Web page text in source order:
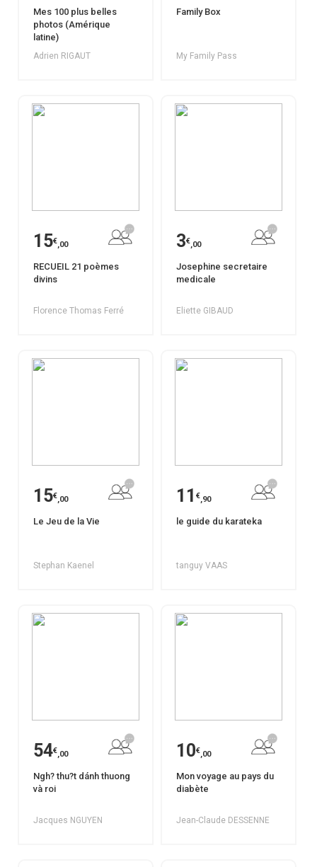
Mes 100 plus belles
photos (Amérique
latine)
Adrien RIGAUT
Family Box
My Family Pass
15€,00
RECUEIL 21 poèmes
divins
Florence Thomas Ferré
3€,00
Josephine secretaire
medicale
Eliette GIBAUD
15€,00
Le Jeu de la Vie
Stephan Kaenel
11 €,90
le guide du karateka
tanguy VAAS
54€,00
Ngh? thu?t dánh thuong
và roi
Jacques NGUYEN
10€,00
Mon voyage au pays du
diabète
Jean-Claude DESSENNE